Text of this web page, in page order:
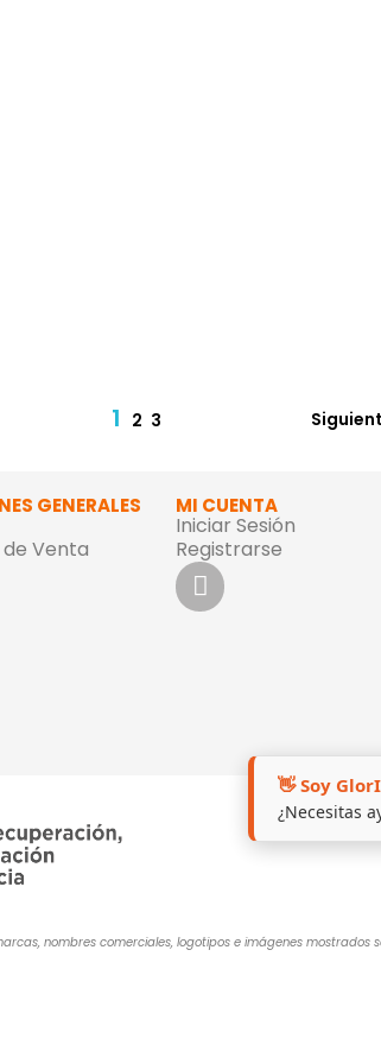
1 2 3
GENERALES
Venta
MI CUENTA
Iniciar Sesión
Registrarse
👋 Soy
¿Necesitas
nombres comerciales, logotipos e imágenes mostrados